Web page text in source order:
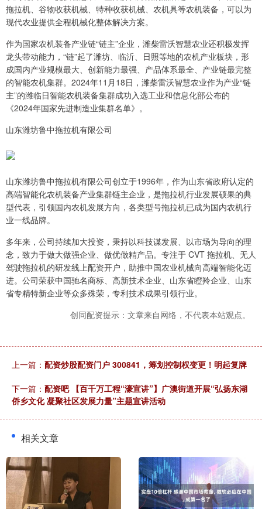
拖拉机、谷物收获机械、特种收获机械、农机具等农机装备，可以为
现代农业提供全程机械化整体解决方案。
作为国家农机装备产业链“链主”企业，潍柴雷沃智慧农业还积极发挥
龙头带动能力，“链”起了潍坊、临沂、日照等地的农机产业板块，形
成国内产业规模最大、创新能力最强、产品体系最全、产业链最完整
的智能农机集群。2024年11月18日，潍柴雷沃智慧农业作为产业“链
主”的潍临日智能农机装备集群成功入选工业和信息化部公布的
《2024年国家先进制造业集群名单》。
山东潍坊鲁中拖拉机有限公司
山东潍坊鲁中拖拉机有限公司创立于1996年，作为山东省政府认定的
高端智能化农机装备产业集群链主企业，是拖拉机行业发展硕果的典
型代表，引领国内农机发展方向，各类型号拖拉机已成为国内农机行
业一线品牌。
多年来，公司持续加大投资，秉持以科技谋发展、以市场为导向的理
念，致力于做大做强企业、做优做精产品。专注于 CVT 拖拉机、无人
驾驶拖拉机的研发线上配资开户，助推中国农业机械向高端智能化迈
进。公司荣获中国驰名商标、高新技术企业、山东省瞪羚企业、山东
省专精特新企业等众多殊荣，专利技术成果引领行业。
创同配资提示：文章来自网络，不代表本站观点。
上一篇： 配资炒股配资门户 300841，筹划控制权变更！明起复牌
下一篇： 配资吧 【百千万工程“濠宣讲”】广澳街道开展“弘扬东湖
侨乡文化 凝聚社区发展力量”主题宣讲活动
相关文章